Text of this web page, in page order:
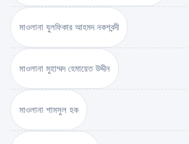
মাওলানা যুলফিকার আহমদ নকশবন্দী
মাওলানা মুহাম্মদ হেমায়েত উদ্দীন
মাওলানা শামসুল হক